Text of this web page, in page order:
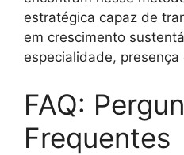
estratégica capaz de
em crescimento
especialidade,
FAQ:
Frequentes